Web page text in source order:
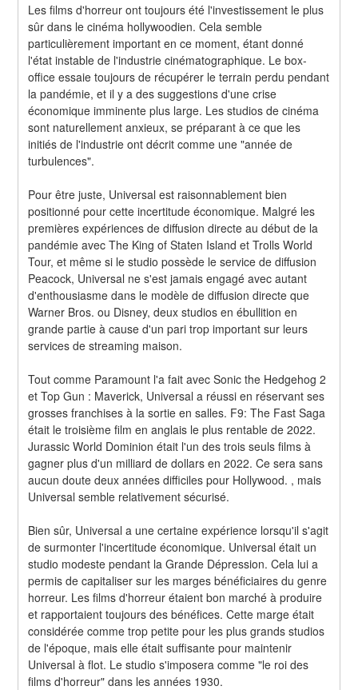
Les films d'horreur ont toujours été l'investissement le plus
sûr dans le cinéma hollywoodien. Cela semble
particulièrement important en ce moment, étant donné
l'état instable de l'industrie cinématographique. Le box-
office essaie toujours de récupérer le terrain perdu pendant
la pandémie, et il y a des suggestions d'une crise
économique imminente plus large. Les studios de cinéma
sont naturellement anxieux, se préparant à ce que les
initiés de l'industrie ont décrit comme une "année de
turbulences".
Pour être juste, Universal est raisonnablement bien
positionné pour cette incertitude économique. Malgré les
premières expériences de diffusion directe au début de la
pandémie avec The King of Staten Island et Trolls World
Tour, et même si le studio possède le service de diffusion
Peacock, Universal ne s'est jamais engagé avec autant
d'enthousiasme dans le modèle de diffusion directe que
Warner Bros. ou Disney, deux studios en ébullition en
grande partie à cause d'un pari trop important sur leurs
services de streaming maison.
Tout comme Paramount l'a fait avec Sonic the Hedgehog 2
et Top Gun : Maverick, Universal a réussi en réservant ses
grosses franchises à la sortie en salles. F9: The Fast Saga
était le troisième film en anglais le plus rentable de 2022.
Jurassic World Dominion était l'un des trois seuls films à
gagner plus d'un milliard de dollars en 2022. Ce sera sans
aucun doute deux années difficiles pour Hollywood. , mais
Universal semble relativement sécurisé.
Bien sûr, Universal a une certaine expérience lorsqu'il s'agit
de surmonter l'incertitude économique. Universal était un
studio modeste pendant la Grande Dépression. Cela lui a
permis de capitaliser sur les marges bénéficiaires du genre
horreur. Les films d'horreur étaient bon marché à produire
et rapportaient toujours des bénéfices. Cette marge était
considérée comme trop petite pour les plus grands studios
de l'époque, mais elle était suffisante pour maintenir
Universal à flot. Le studio s'imposera comme "le roi des
films d'horreur" dans les années 1930.